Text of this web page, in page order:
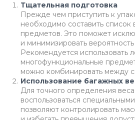
Тщательная подготовка
Прежде чем приступить к
необходимо составить
предметов. Это поможет
и минимизировать
Рекомендуется использовать
многофункциональные
можно комбинировать между
Использование багажных
Для точного определения
воспользоваться
позволяют контролировать